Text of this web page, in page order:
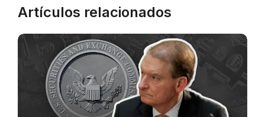
Artículos relacionados